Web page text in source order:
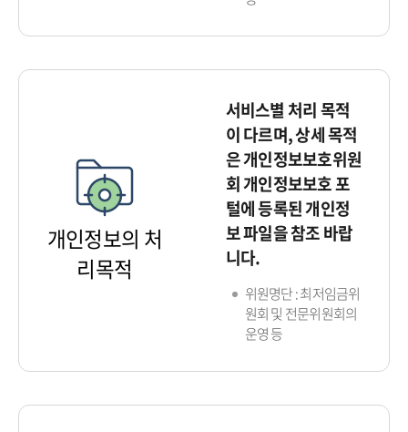
개인정보의 처
리목적
서비스별 처리 목적
이 다르며, 상세 목적
은 개인정보보호위원
회 개인정보보호 포
털에 등록된 개인정
보 파일을 참조 바랍
니다.
위원명단 : 최저임금위
원회 및 전문위원회의
운영 등